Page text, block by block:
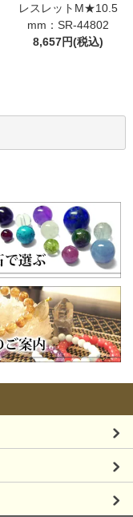
レスレットM★10.5
mm：SR-44802
8,657円(税込)